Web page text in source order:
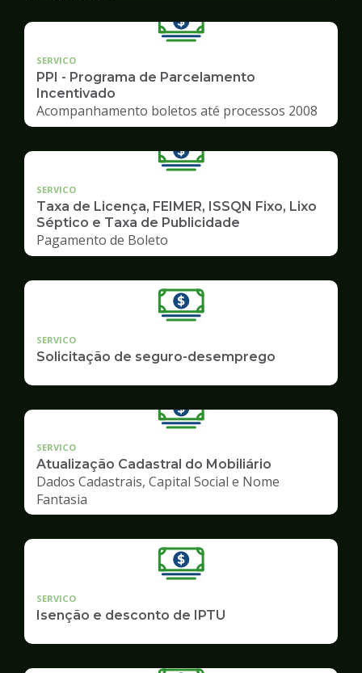
SERVICO
PPI - Programa de Parcelamento
Incentivado
Acompanhamento boletos até processos 2008
SERVICO
Taxa de Licença, FEIMER, ISSQN Fixo, Lixo
Séptico e Taxa de Publicidade
Pagamento de Boleto
SERVICO
Solicitação de seguro-desemprego
SERVICO
Atualização Cadastral do Mobiliário
Dados Cadastrais, Capital Social e Nome
Fantasia
SERVICO
Isenção e desconto de IPTU